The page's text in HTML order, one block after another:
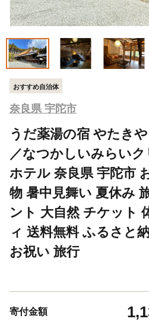
おすすめ自治体
奈良県 宇陀市
うだ薬湯の宿 やたき
／なつかしいみらい
ホテル 奈良県 宇陀市
物 暑中見舞い 夏休み
ント 大自然 チケット
ィ 送料無料 ふるさと
お祝い 旅行
寄付金額